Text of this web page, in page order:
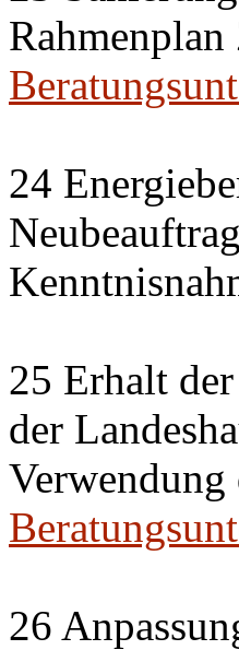
24
25 Erhalt
der
26